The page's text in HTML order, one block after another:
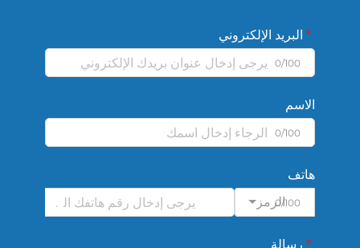
البريد الإلكتروني
0/100
الاسم
0/100
هاتف
الرمز0/100
رسالة